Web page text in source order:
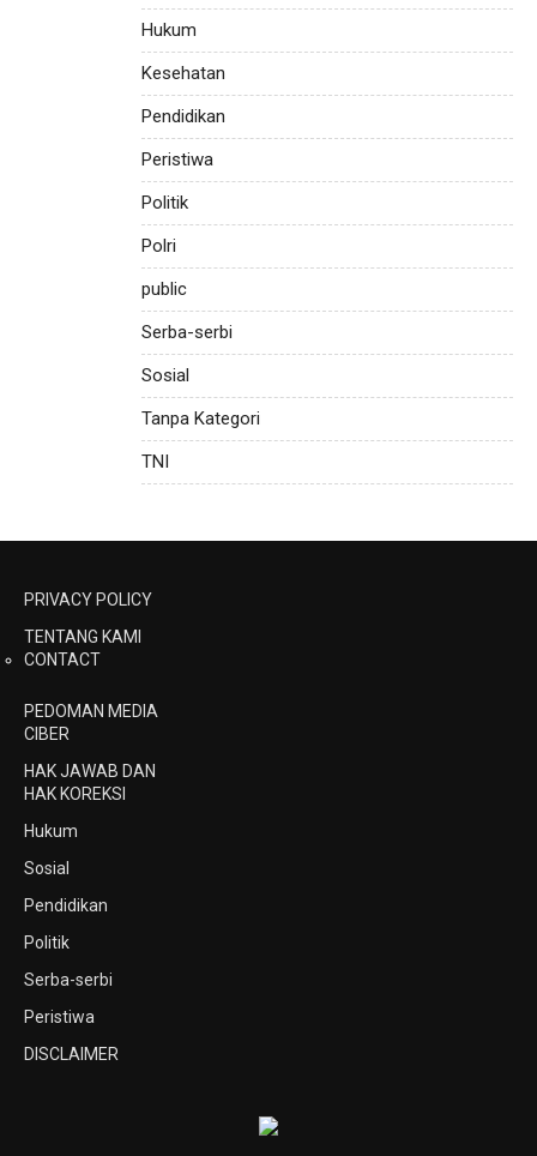
Hukum
Kesehatan
Pendidikan
Peristiwa
Politik
Polri
public
Serba-serbi
Sosial
Tanpa Kategori
TNI
PRIVACY POLICY
TENTANG KAMI
CONTACT
PEDOMAN MEDIA
CIBER
HAK JAWAB DAN
HAK KOREKSI
Hukum
Sosial
Pendidikan
Politik
Serba-serbi
Peristiwa
DISCLAIMER